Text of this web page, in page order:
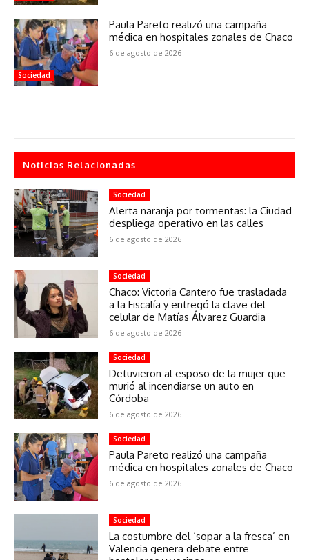
Sociedad
Paula Pareto realizó una campaña
médica en hospitales zonales de Chaco
6 de agosto de 2026
Noticias Relacionadas
Sociedad
Alerta naranja por tormentas: la Ciudad
despliega operativo en las calles
6 de agosto de 2026
Sociedad
Chaco: Victoria Cantero fue trasladada
a la Fiscalía y entregó la clave del
celular de Matías Álvarez Guardia
6 de agosto de 2026
Sociedad
Detuvieron al esposo de la mujer que
murió al incendiarse un auto en
Córdoba
6 de agosto de 2026
Sociedad
Paula Pareto realizó una campaña
médica en hospitales zonales de Chaco
6 de agosto de 2026
Sociedad
La costumbre del ‘sopar a la fresca’ en
Valencia genera debate entre